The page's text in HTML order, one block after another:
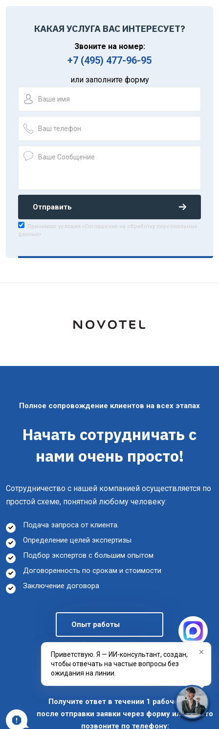
КАКАЯ УСЛУГА ВАС ИНТЕРЕСУЕТ?
Звоните на номер:
+7 (495) 477-96-95
или заполните форму
Отправить
Принимаю условия «Соглашения на обработку персональных
данных»
Полное сопровождение клиентов на всех этапах
Начать сотрудничать с
нами очень просто!
Сотрудничество с нашей компанией осуществляется по
простой схеме, понятной любому человеку:
Подача запроса от клиента.
Определение целей экспертизы
Подбор экспертов с большим опытом
Договоренность по срокам и стоимости
Заключение договора
Опыт работы
Отзывы клиентов
Получите ответ в течении 1 рабочего дня
после отправки заявки через форму или просто
позвоните по телефону:
Приветствую. Я — ИИ-консультант, создан,
чтобы отвечать на частые вопросы без
ожидания на линии.